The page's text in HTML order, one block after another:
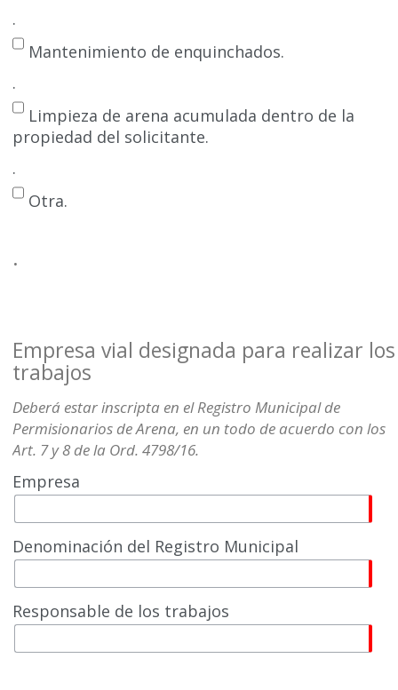
.
Mantenimiento de enquinchados.
.
Limpieza de arena acumulada dentro de la
propiedad del solicitante.
.
Otra.
.
Empresa vial designada para realizar los
trabajos
Deberá estar inscripta en el Registro Municipal de
Permisionarios de Arena, en un todo de acuerdo con los
Art. 7 y 8 de la Ord. 4798/16.
Empresa
Denominación del Registro Municipal
Responsable de los trabajos